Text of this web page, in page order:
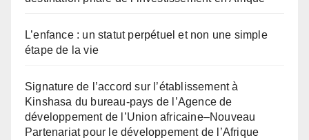
L’enfance : un statut perpétuel et non une simple
étape de la vie
Signature de l’accord sur l’établissement à
Kinshasa du bureau-pays de l’Agence de
développement de l’Union africaine–Nouveau
Partenariat pour le développement de l’Afrique